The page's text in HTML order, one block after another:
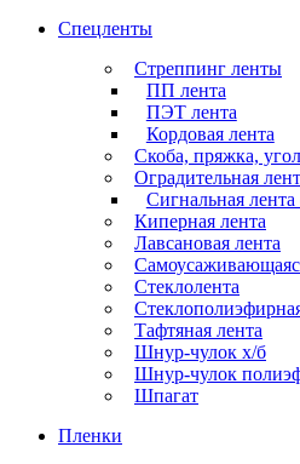
Спецленты
Стреппинг ленты
ПП лента
ПЭТ лента
Кордовая лента
Скоба, пряжка,
Оградительная
Сигнальная
Киперная лента
Лавсановая лента
Стеклолента
Тафтяная лента
Шнур-чулок х/б
Шнур-чулок
Шпагат
Пленки